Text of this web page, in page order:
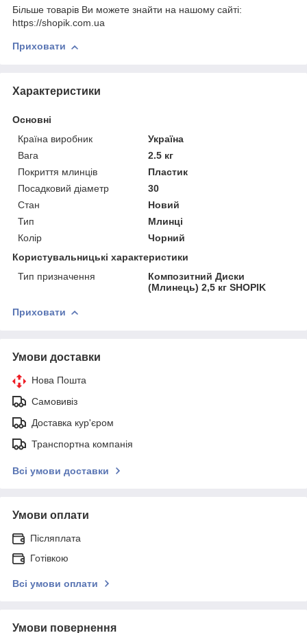
Більше товарів Ви можете знайти на нашому сайті:
https://shopik.com.ua
Приховати
Характеристики
Основні
Країна виробник
Україна
Вага
2.5 кг
Покриття млинців
Пластик
Посадковий діаметр
30
Стан
Новий
Тип
Млинці
Колір
Чорний
Користувальницькі характеристики
Тип призначення
Композитний Диски
(Млинець) 2,5 кг SHOPIK
Приховати
Умови доставки
Нова Пошта
Самовивіз
Доставка кур'єром
Транспортна компанія
Всі умови доставки
Умови оплати
Післяплата
Готівкою
Всі умови оплати
Умови повернення